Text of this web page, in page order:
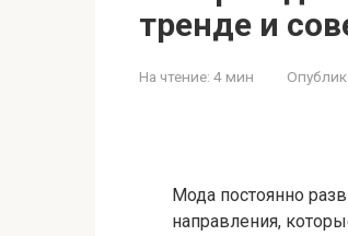
тренде и
На чтение: 4 мин
Мода постоянно
направления,